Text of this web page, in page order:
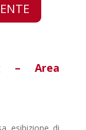
– Area